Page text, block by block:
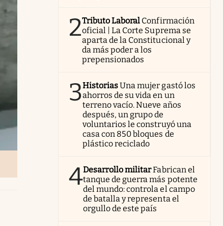
2Tributo Laboral Confirmación
oficial | La Corte Suprema se
aparta de la Constitucional y
da más poder a los
prepensionados
3HistoriasUna mujer gastó los
ahorros de su vida en un
terreno vacío. Nueve años
después, un grupo de
voluntarios le construyó una
casa con 850 bloques de
plástico reciclado
4Desarrollo militarFabrican el
tanque de guerra más potente
del mundo: controla el campo
de batalla y representa el
orgullo de este país